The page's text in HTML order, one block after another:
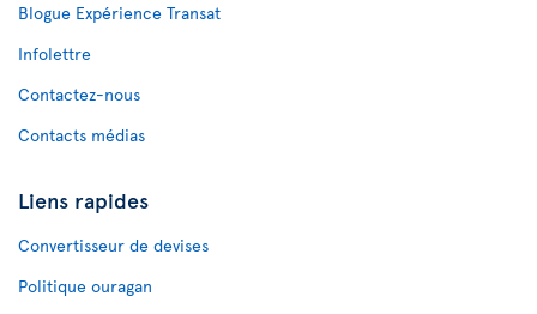
Blogue Expérience Transat
Infolettre
Contactez-nous
Contacts médias
Liens rapides
Convertisseur de devises
Politique ouragan